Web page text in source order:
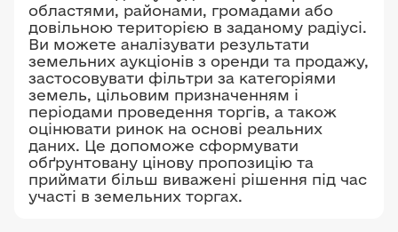
областями, районами, громадами або
довільною територією в заданому радіусі.
Ви можете аналізувати результати
земельних аукціонів з оренди та продажу,
застосовувати фільтри за категоріями
земель, цільовим призначенням і
періодами проведення торгів, а також
оцінювати ринок на основі реальних
даних. Це допоможе сформувати
обґрунтовану цінову пропозицію та
приймати більш виважені рішення під час
участі в земельних торгах.